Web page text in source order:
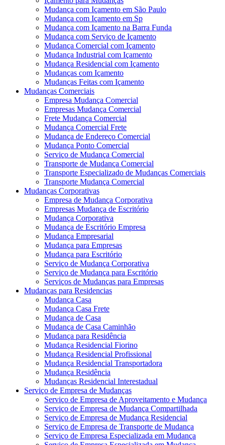
Mudança com Içamento em São Paulo
Mudança com Içamento em Sp
Mudança com Içamento na Barra Funda
Mudança com Serviço de Içamento
Mudança Comercial com Içamento
Mudança Industrial com Içamento
Mudança Residencial com Içamento
Mudanças com Içamento
Mudanças Feitas com Içamento
Mudanças Comerciais
Empresa Mudança Comercial
Empresas Mudança Comercial
Frete Mudança Comercial
Mudança Comercial Frete
Mudança de Endereço Comercial
Mudança Ponto Comercial
Serviço de Mudança Comercial
Transporte de Mudança Comercial
Transporte Especializado de Mudanças Comerciais
Transporte Mudança Comercial
Mudanças Corporativas
Empresa de Mudança Corporativa
Empresas Mudança de Escritório
Mudança Corporativa
Mudança de Escritório Empresa
Mudança Empresarial
Mudança para Empresas
Mudança para Escritório
Serviço de Mudança Corporativa
Serviço de Mudança para Escritório
Serviços de Mudanças para Empresas
Mudanças para Residencias
Mudança Casa
Mudança Casa Frete
Mudança de Casa
Mudança de Casa Caminhão
Mudança para Residência
Mudança Residencial Fiorino
Mudança Residencial Profissional
Mudança Residencial Transportadora
Mudança Residência
Mudanças Residencial Interestadual
Serviço de Empresa de Mudanças
Serviço de Empresa de Aproveitamento e Mudança
Serviço de Empresa de Mudança Compartilhada
Serviço de Empresa de Mudança Residencial
Serviço de Empresa de Transporte de Mudança
Serviço de Empresa Especializada em Mudança